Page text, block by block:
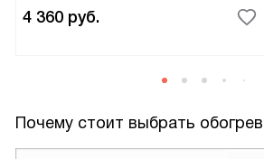
4 360 руб.
Почему стоит выбрать